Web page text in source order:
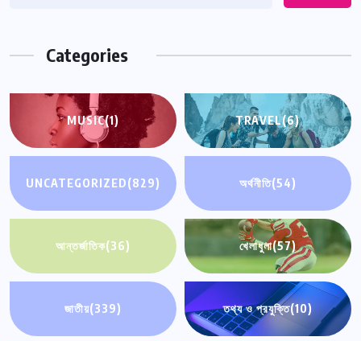
Categories
MUSIC(1) TRAVEL(6)
UNCATEGORIZED(829) অর্থনীতি(54)
আন্তর্জাতিক(36) খেলাধুলা(57)
জাতীয়(339) তথ্য ও প্রযুক্তি(10)